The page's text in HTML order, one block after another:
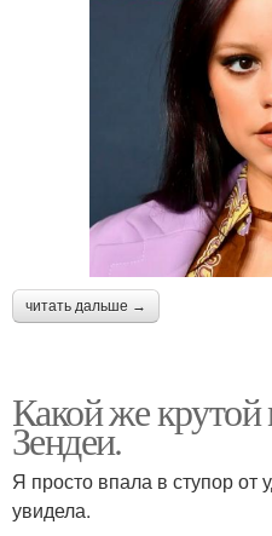
читать дальше →
Какой же
Зендеи.
Я просто впала в ступор от
увидела.